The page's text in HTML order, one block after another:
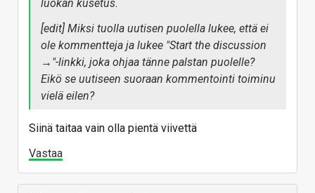
luokan kusetus.
[edit] Miksi tuolla uutisen puolella lukee, että ei
ole kommentteja ja lukee "Start the discussion
→"-linkki, joka ohjaa tänne palstan puolelle?
Eikö se uutiseen suoraan kommentointi toiminu
vielä eilen?
Siinä taitaa vain olla pientä viivettä
Vastaa